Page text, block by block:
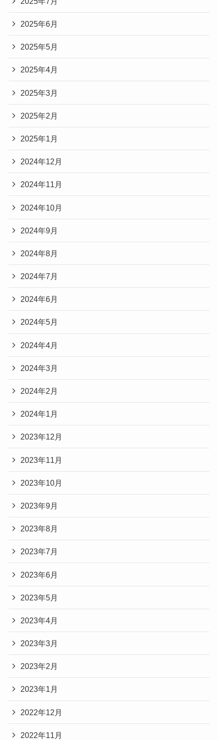
2025年6月
2025年5月
2025年4月
2025年3月
2025年2月
2025年1月
2024年12月
2024年11月
2024年10月
2024年9月
2024年8月
2024年7月
2024年6月
2024年5月
2024年4月
2024年3月
2024年2月
2024年1月
2023年12月
2023年11月
2023年10月
2023年9月
2023年8月
2023年7月
2023年6月
2023年5月
2023年4月
2023年3月
2023年2月
2023年1月
2022年12月
2022年11月